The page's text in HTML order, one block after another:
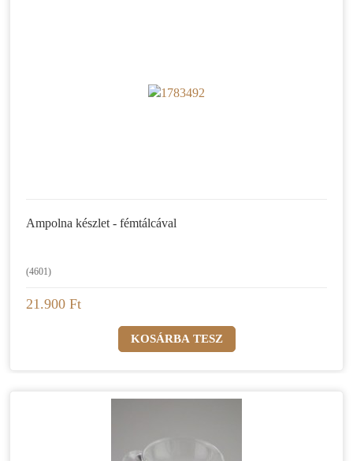
Ampolna készlet - fémtálcával
(4601)
21.900 Ft